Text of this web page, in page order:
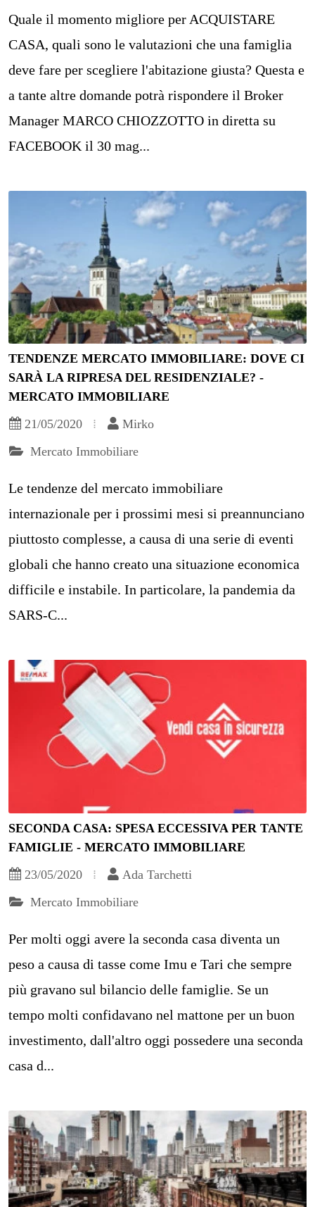
Quale il momento migliore per ACQUISTARE
CASA, quali sono le valutazioni che una famiglia
deve fare per scegliere l'abitazione giusta? Questa e
a tante altre domande potrà rispondere il Broker
Manager MARCO CHIOZZOTTO in diretta su
FACEBOOK il 30 mag...
TENDENZE MERCATO IMMOBILIARE: DOVE CI
SARÀ LA RIPRESA DEL RESIDENZIALE? -
MERCATO IMMOBILIARE
21/05/2020
Mirko
Mercato Immobiliare
Le tendenze del mercato immobiliare
internazionale per i prossimi mesi si preannunciano
piuttosto complesse, a causa di una serie di eventi
globali che hanno creato una situazione economica
difficile e instabile. In particolare, la pandemia da
SARS-C...
SECONDA CASA: SPESA ECCESSIVA PER TANTE
FAMIGLIE - MERCATO IMMOBILIARE
23/05/2020
Ada Tarchetti
Mercato Immobiliare
Per molti oggi avere la seconda casa diventa un
peso a causa di tasse come Imu e Tari che sempre
più gravano sul bilancio delle famiglie. Se un
tempo molti confidavano nel mattone per un buon
investimento, dall'altro oggi possedere una seconda
casa d...